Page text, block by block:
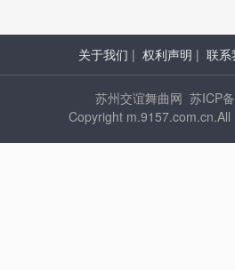
关于我们 | 权利声明 | 联系
苏州交谊舞曲网 苏ICP
Copyright